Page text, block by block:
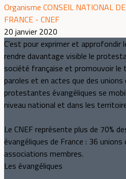
Organisme CONSEIL NATIONAL
FRANCE - CNEF
20 janvier 2020
C’est pour exprimer et approfondir
rendre davantage visible le
société française et promouvoir le
paroles et en actes que des
protestantes évangéliques se
niveau national et dans les
Le CNEF représente plus de 70%
évangéliques de France : 36
associations membres.
Les évangéliques